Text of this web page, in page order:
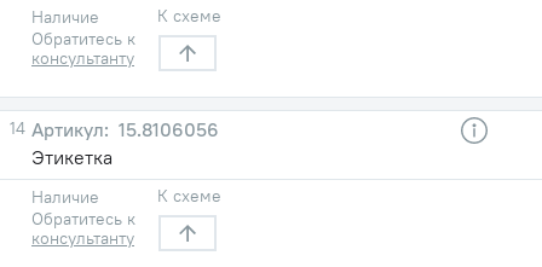
Наличие
Обратитесь к
консультанту
К схеме
14
15.8106056
Этикетка
Наличие
Обратитесь к
консультанту
К схеме